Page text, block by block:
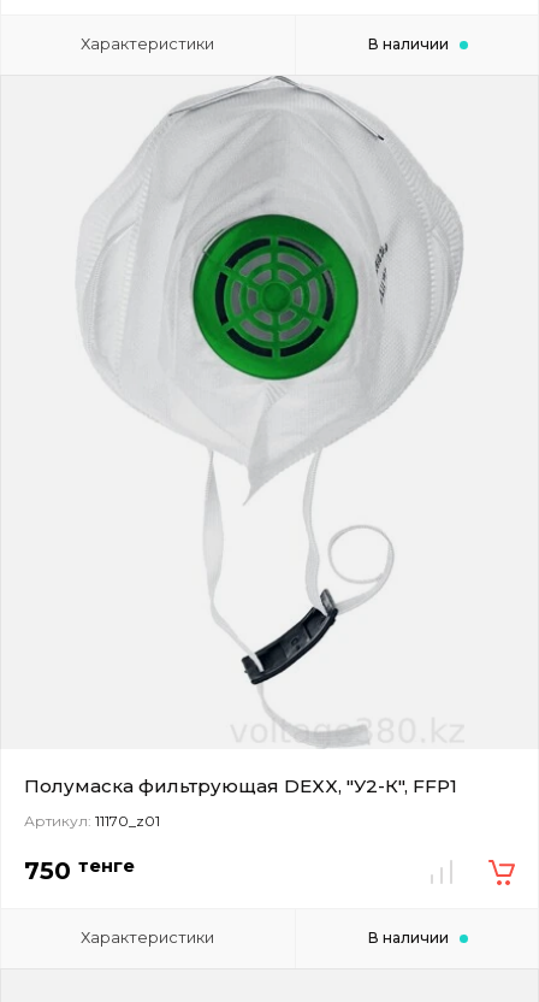
Характеристики В наличии
Полумаска фильтрующая DEXX, "У2-К", FFP1
Артикул: 11170_z01
750 тенге
Характеристики В наличии